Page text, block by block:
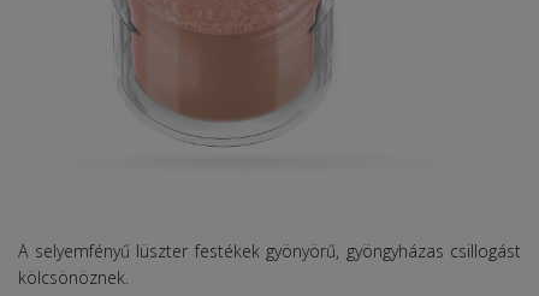
A selyemfényű lüszter festékek gyönyörű, gyöngyházas csillogást
kölcsönöznek.